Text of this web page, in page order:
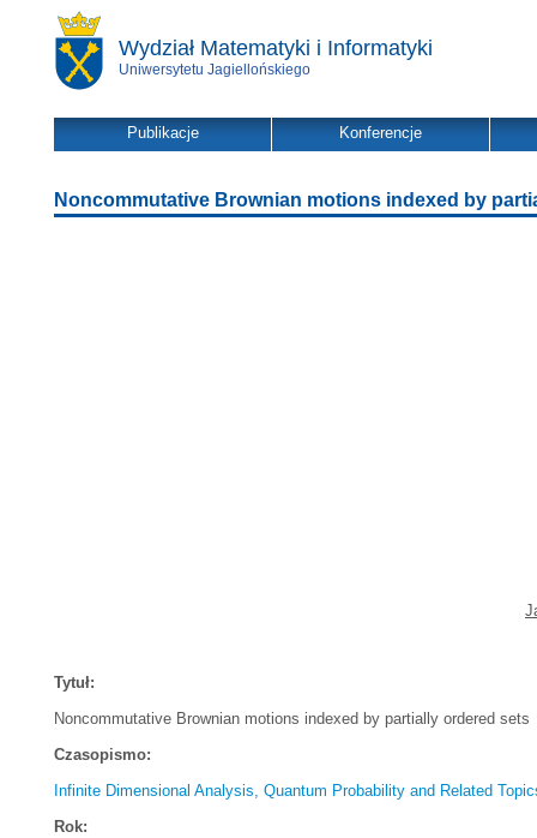
Wydział Matematyki i Informatyki
Uniwersytetu Jagiellońskiego
Publikacje Konferencje
Noncommutative Brownian motions indexed by
Tytuł:
Noncommutative Brownian motions indexed by partially ordered sets
Czasopismo:
Infinite Dimensional Analysis, Quantum Probability and Related
Rok: